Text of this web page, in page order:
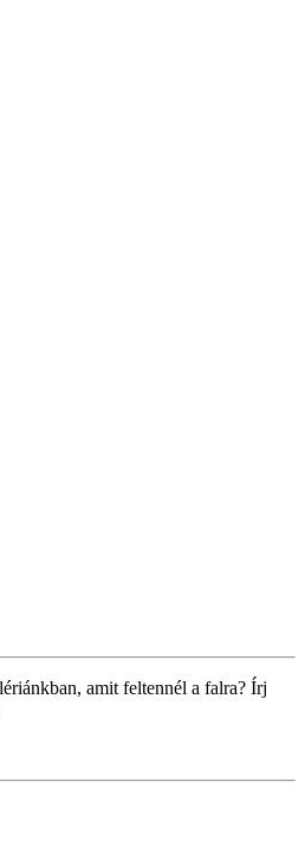
amit feltennél a falra? Írj